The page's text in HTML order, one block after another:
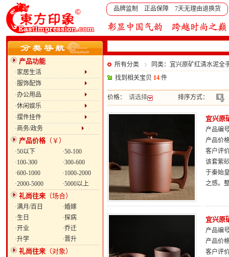
品牌监制 正品保障 7天无理由退换货
产品功能
·家居生活
·服饰配饰
·办公用品
·休闲娱乐
·摆件挂件
·商务/政务
产品价格（￥）
·50以下
·50-100
·100-300
·300-600
·600-1000
·1000-2000
·2000-5000
·5000以上
礼尚往来 （场合）
·满月/百日
·婚嫁
·生日
·探病
·开业
·乔迁
·升学
·晋升
礼尚往来 （对象）
所有分类
同类：宜兴原矿红清水泥全
找到相关宝贝 14 件
价格： 请选择 排序方式：
宜兴原
产品编
产品价
客户评
该套紫
于秦始
之感。
宜兴原
产品编
产品价
客户评